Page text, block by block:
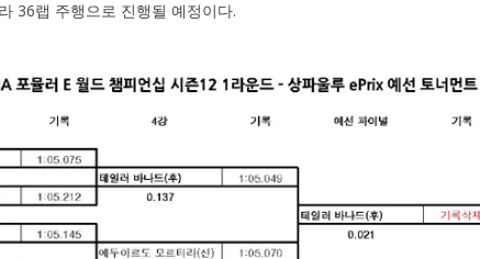
36랩 주행으로 진행될 예정이다.